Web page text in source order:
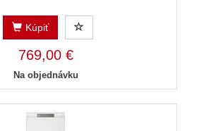
Kúpiť
769,00 €
Na objednávku